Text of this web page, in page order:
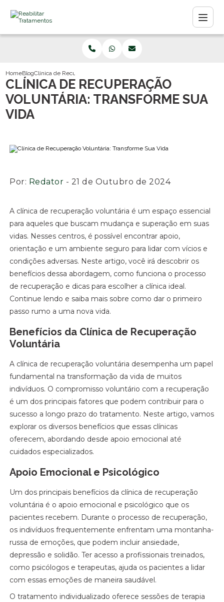
HomeBlogClínica de Recuperação Voluntária: Transforme Sua Vida
CLÍNICA DE RECUPERAÇÃO
VOLUNTÁRIA: TRANSFORME SUA
VIDA
Por: Redator - 21 de Outubro de 2024
A clínica de recuperação voluntária é um espaço essencial
para aqueles que buscam mudança e superação em suas
vidas. Nesses centros, é possível encontrar apoio,
orientação e um ambiente seguro para lidar com vícios e
condições adversas. Neste artigo, você irá descobrir os
benefícios dessa abordagem, como funciona o processo
de recuperação e dicas para escolher a clínica ideal.
Continue lendo e saiba mais sobre como dar o primeiro
passo rumo a uma nova vida.
Benefícios da Clínica de Recuperação
Voluntária
A clínica de recuperação voluntária desempenha um papel
fundamental na transformação da vida de muitos
indivíduos. O compromisso voluntário com a recuperação
é um dos principais fatores que podem contribuir para o
sucesso a longo prazo do tratamento. Neste artigo, vamos
explorar os diversos benefícios que essas clínicas
oferecem, abordando desde apoio emocional até
cuidados especializados.
Apoio Emocional e Psicológico
Um dos principais benefícios da clínica de recuperação
voluntária é o apoio emocional e psicológico que os
pacientes recebem. Durante o processo de recuperação,
os indivíduos frequentemente enfrentam uma montanha-
russa de emoções, que podem incluir ansiedade,
depressão e solidão. Ter acesso a profissionais treinados,
como psicólogos e terapeutas, ajuda os pacientes a lidar
com essas emoções de maneira saudável.
O tratamento individualizado oferece sessões de terapia